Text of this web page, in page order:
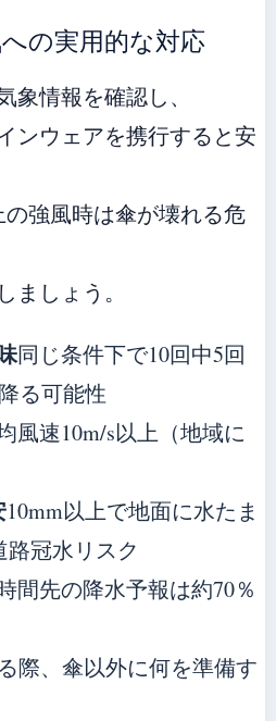
の実用的な対応
象情報を確認し、
ンウェアを携行すると安
強風時は傘が壊れる危
ましょう。
同じ条件下で10回中5回
る可能性
風速10m/s以上（地域に
10mm以上で地面に水たま
路冠水リスク
間先の降水予報は約70％
際、傘以外に何を準備す